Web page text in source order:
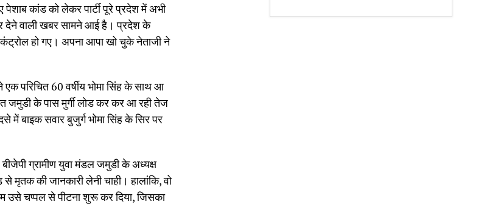
कांड को लेकर पार्टी पूरे प्रदेश में अभी
देने वाली खबर सामने आई है। प्रदेश के
हो गए। अपना आपा खो चुके नेताजी ने
परिचित 60 वर्षीय भोमा सिंह के साथ आ
जमुडी के पास मुर्गी लोड कर कर आ रही तेज
में बाइक सवार बुजुर्ग भोमा सिंह के सिर पर
ग्रामीण युवा मंडल जमुडी के अध्यक्ष
मृतक की जानकारी लेनी चाही। हालांकि, वो
उसे चप्पल से पीटना शुरू कर दिया, जिसका